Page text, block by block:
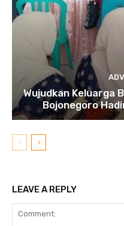
Wujudkan Keluarga
Bojonegoro
LEAVE A REPLY